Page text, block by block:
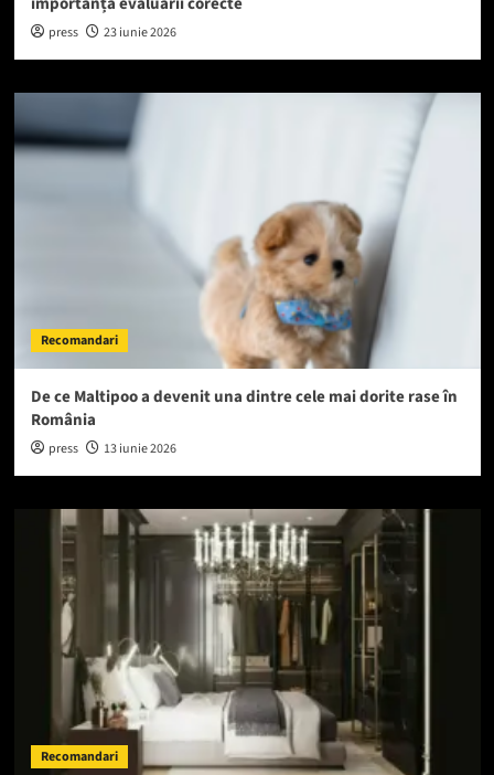
press 23 iunie 2026
Recomandari
De ce Maltipoo a devenit una dintre cele mai dorite rase în
România
press 13 iunie 2026
Recomandari